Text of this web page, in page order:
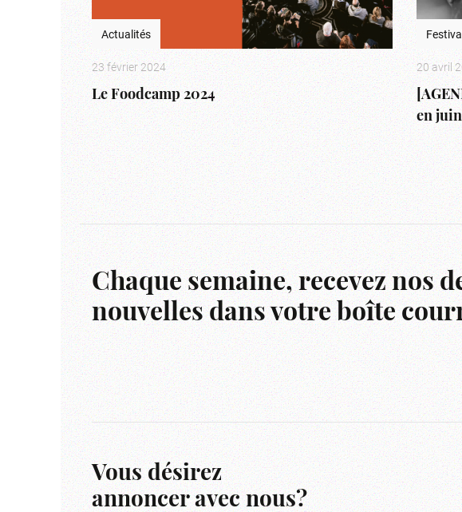
Actualités
23 février 2024
Le Foodcamp 2024
20 avril
en
Chaque semaine, recevez nos
nouvelles dans votre boîte
Vous désirez
annoncer avec nous?